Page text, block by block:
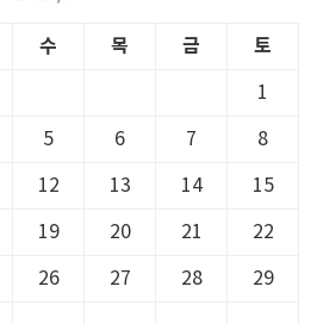
수 목 금 토
1
5 6 7 8
12 13 14 15
19 20 21 22
26 27 28 29